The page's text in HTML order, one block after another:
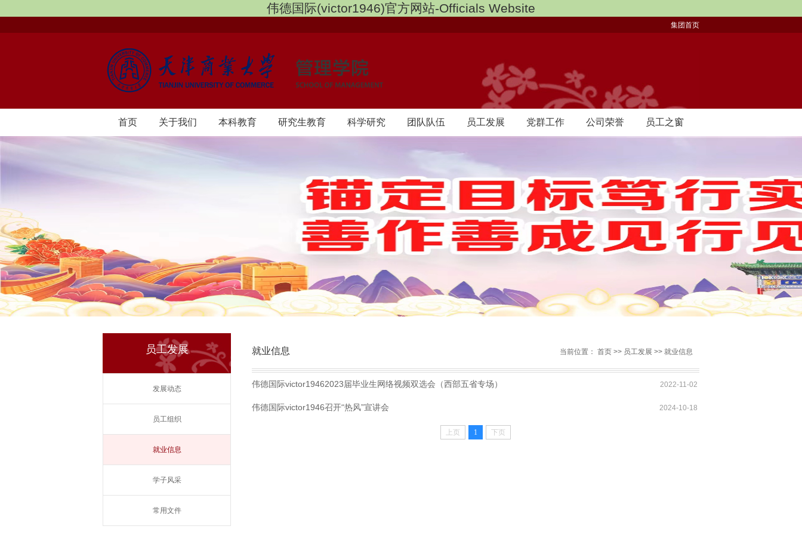
伟德国际(victor1946)官方网站-Officials Website
集团首页
首页 ​关于我们 本科教育 研究生教育 科学研究 团队队伍 员工发展 党群工作 公司荣誉 员工之窗
员工发展
发展动态
员工组织
就业信息
学子风采
常用文件
就业信息 当前位置： 首页 >> 员工发展 >> 就业信息
伟德国际victor19462023届毕业生网络视频双选会（西部五省专场） 2022-11-02
伟德国际victor1946召开“热风”宣讲会 2024-10-18
上页 1 下页